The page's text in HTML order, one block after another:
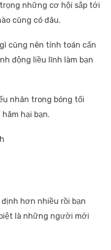
những cơ hội sắp tới
cũng có đâu.
cũng nên tính toán cẩn
động liều lĩnh làm bạn
nhân trong bóng tối
hại bạn.
hơn nhiều rồi bạn
là những người mới